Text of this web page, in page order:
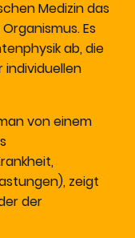
Medizin das
Es
ab, die
individuellen
von einem
zeigt
der